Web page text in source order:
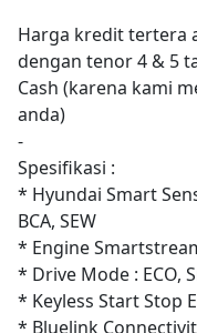
Harga kredit tertera
dengan tenor 4 & 5
Cash (karena kami
anda)
-
Spesifikasi :
* Hyundai Smart
BCA, SEW
* Engine
* Drive Mode : ECO,
* Keyless Start Stop
* Bluelink